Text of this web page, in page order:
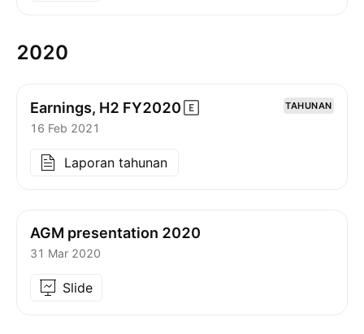
2020
Earnings, H2 FY2020 TAHUNAN
16 Feb 2021
Laporan tahunan
AGM presentation 2020
31 Mar 2020
Slide